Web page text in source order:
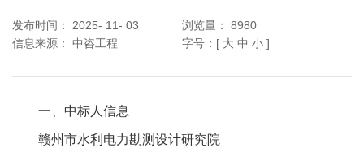
发布时间： 2025- 11- 03 浏览量： 8980
信息来源： 中咨工程 字号：[ 大 中 小 ]
一、中标人信息
赣州市水利电力勘测设计研究院